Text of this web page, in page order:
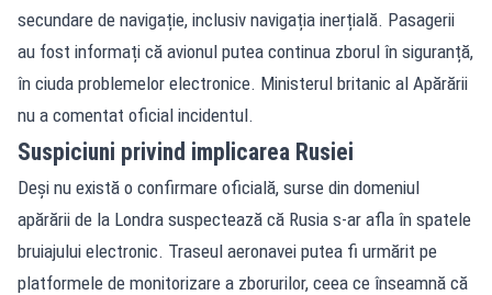
secundare de navigație, inclusiv navigația inerțială. Pasagerii
au fost informați că avionul putea continua zborul în siguranță,
în ciuda problemelor electronice. Ministerul britanic al Apărării
nu a comentat oficial incidentul.
Suspiciuni privind implicarea Rusiei
Deși nu există o confirmare oficială, surse din domeniul
apărării de la Londra suspectează că Rusia s-ar afla în spatele
bruiajului electronic. Traseul aeronavei putea fi urmărit pe
platformele de monitorizare a zborurilor, ceea ce înseamnă că